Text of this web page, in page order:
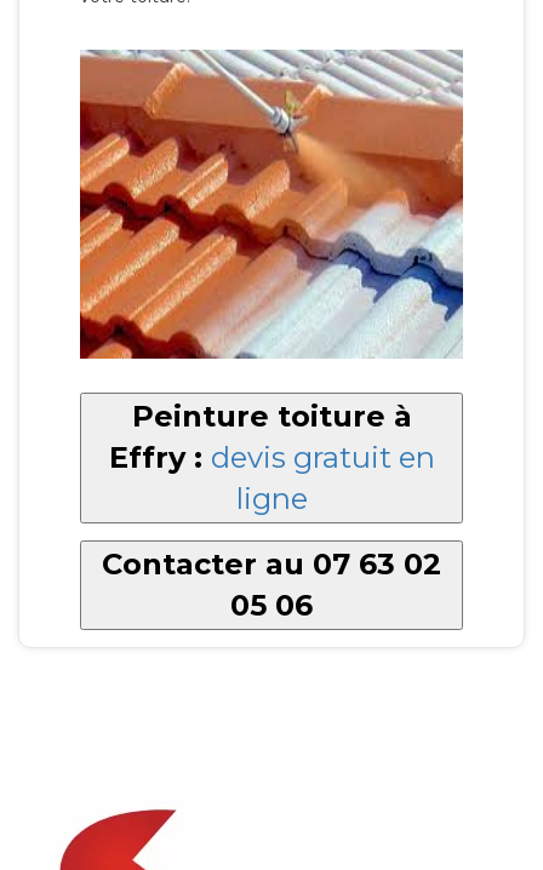
Peinture toiture à
Effry : devis gratuit en
ligne
Contacter au 07 63 02
05 06